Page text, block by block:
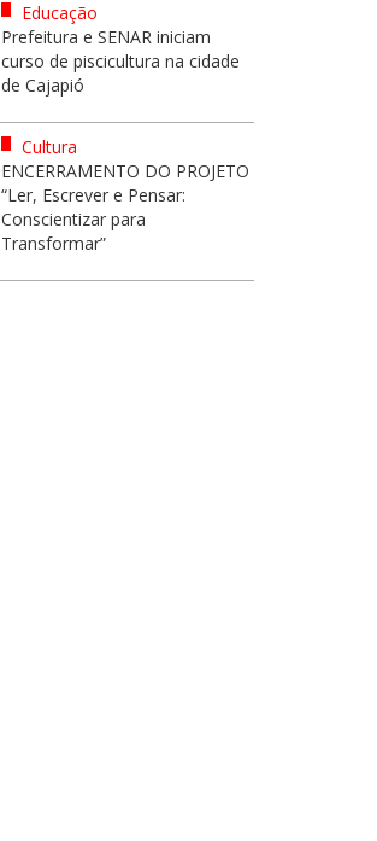
Educação
Prefeitura e SENAR iniciam
curso de piscicultura na cidade
de Cajapió
Cultura
ENCERRAMENTO DO PROJETO
“Ler, Escrever e Pensar:
Conscientizar para
Transformar”